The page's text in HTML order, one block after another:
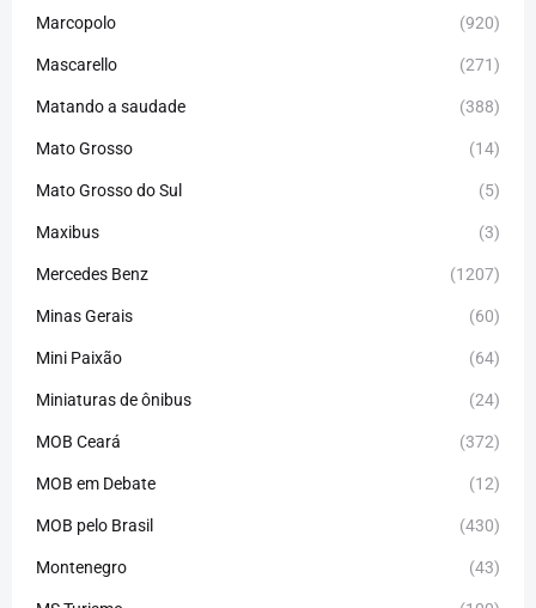
Marcopolo (920)
Mascarello (271)
Matando a saudade (388)
Mato Grosso (14)
Mato Grosso do Sul (5)
Maxibus (3)
Mercedes Benz (1207)
Minas Gerais (60)
Mini Paixão (64)
Miniaturas de ônibus (24)
MOB Ceará (372)
MOB em Debate (12)
MOB pelo Brasil (430)
Montenegro (43)